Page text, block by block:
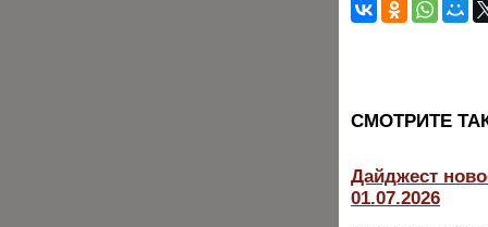
CМОТРИТЕ
Дайджест
01.07.2026